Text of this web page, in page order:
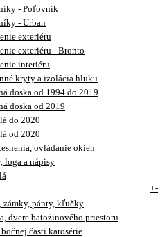
- Poľovník
- Urban
exteriéru
exteriéru - Bronto
interiéru
kryty a izolácia hluku
doska od 1994 do 2019
doska od 2019
do 2020
od 2020
ovládanie okien
loga a nápisy
+-
zámky, pánty, kľučky
dvere batožinového priestoru
časti karosérie